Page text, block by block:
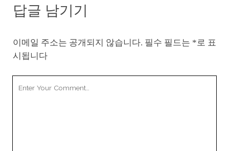
답글 남기기
이메일 주소는 공개되지 않습니다. 필수 필드는 *로 표
시됩니다